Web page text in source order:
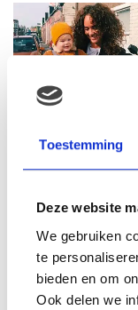
Toestemming
Deze website
We gebruiken
te
bieden en om
Ook delen we